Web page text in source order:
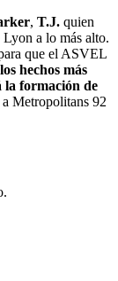
, T.J. quien
a lo más alto.
que el ASVEL
hechos más
la formación de
a Metropolitans 92